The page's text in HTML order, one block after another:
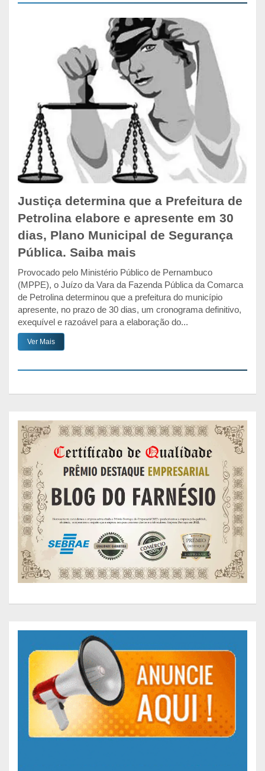
Justiça determina que a Prefeitura de
Petrolina elabore e apresente em 30
dias, Plano Municipal de Segurança
Pública. Saiba mais
Provocado pelo Ministério Público de Pernambuco
(MPPE), o Juízo da Vara da Fazenda Pública da Comarca
de Petrolina determinou que a prefeitura do município
apresente, no prazo de 30 dias, um cronograma definitivo,
exequível e razoável para a elaboração do...
Ver Mais